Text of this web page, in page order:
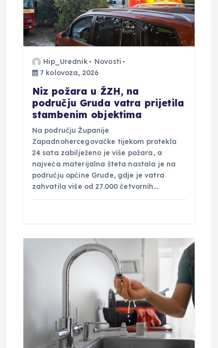
o
b
Hip_Urednik
Novosti
7 kolovoza, 2026
Niz požara u ŽZH, na
području Gruda vatra prijetila
stambenim objektima
Na području Županije
Zapadnohercegovačke tijekom protekla
24 sata zabilježeno je više požara, a
najveća materijalna šteta nastala je na
području općine Grude, gdje je vatra
zahvatila više od 27.000 četvornih…